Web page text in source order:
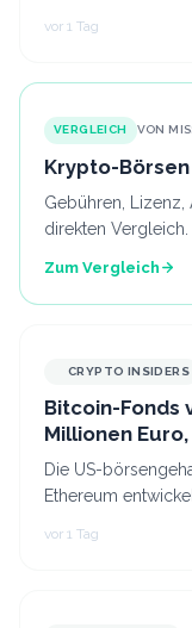
aktuelle
vor 1 Tag
VERGLEICH VON
Krypto-
Gebühren,
direkten Vergleich.
Zum Vergleich
CRYPTO INSIDERS
Bitcoin-Fonds
Millionen
hinnehmen
Die US-
Ethereum
vor 1 Tag